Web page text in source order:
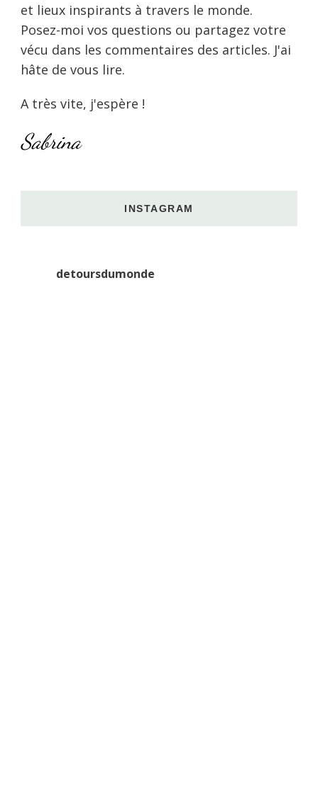
et lieux inspirants à travers le monde.
Posez-moi vos questions ou partagez votre
vécu dans les commentaires des articles. J'ai
hâte de vous lire.
A très vite, j'espère !
Sabrina
INSTAGRAM
detoursdumonde